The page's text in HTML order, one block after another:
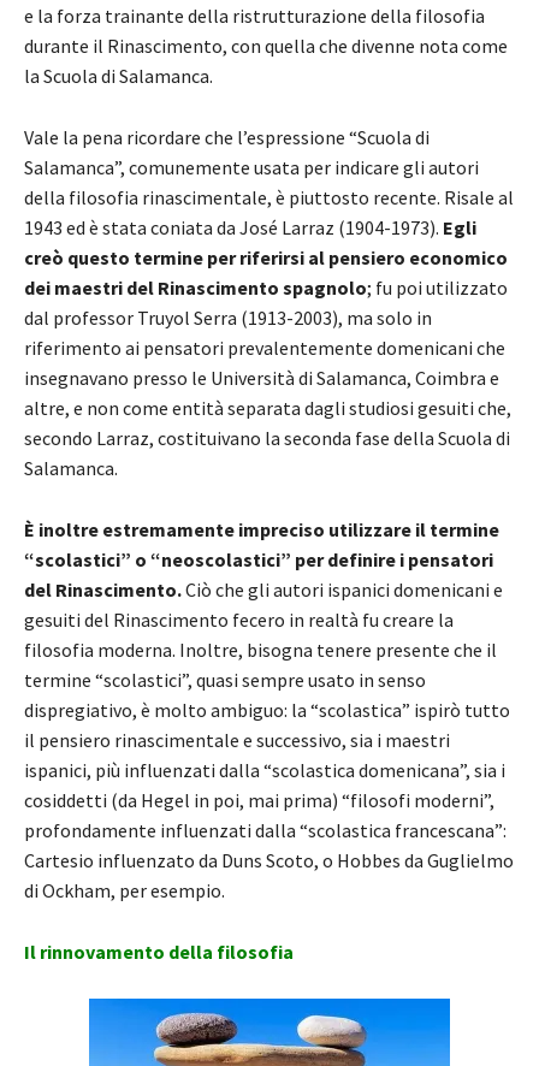
e la forza trainante della ristrutturazione della filosofia
durante il Rinascimento, con quella che divenne nota come
la Scuola di Salamanca.
Vale la pena ricordare che l’espressione “Scuola di
Salamanca”, comunemente usata per indicare gli autori
della filosofia rinascimentale, è piuttosto recente. Risale al
1943 ed è stata coniata da José Larraz (1904-1973). Egli
creò questo termine per riferirsi al pensiero economico
dei maestri del Rinascimento spagnolo; fu poi utilizzato
dal professor Truyol Serra (1913-2003), ma solo in
riferimento ai pensatori prevalentemente domenicani che
insegnavano presso le Università di Salamanca, Coimbra e
altre, e non come entità separata dagli studiosi gesuiti che,
secondo Larraz, costituivano la seconda fase della Scuola di
Salamanca.
È inoltre estremamente impreciso utilizzare il termine
“scolastici” o “neoscolastici” per definire i pensatori
del Rinascimento.Ciò che gli autori ispanici domenicani e
gesuiti del Rinascimento fecero in realtà fu creare la
filosofia moderna. Inoltre, bisogna tenere presente che il
termine “scolastici”, quasi sempre usato in senso
dispregiativo, è molto ambiguo: la “scolastica” ispirò tutto
il pensiero rinascimentale e successivo, sia i maestri
ispanici, più influenzati dalla “scolastica domenicana”, sia i
cosiddetti (da Hegel in poi, mai prima) “filosofi moderni”,
profondamente influenzati dalla “scolastica francescana”:
Cartesio influenzato da Duns Scoto, o Hobbes da Guglielmo
di Ockham, per esempio.
Il rinnovamento della filosofia